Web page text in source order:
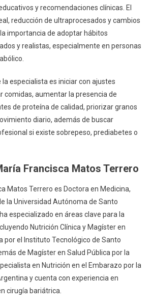
y recomendaciones clínicas. El
reducción de ultraprocesados y cambios
importancia de adoptar hábitos
y realistas, especialmente en personas
la especialista es iniciar con ajustes
comidas, aumentar la presencia de
de proteína de calidad, priorizar granos
diario, además de buscar
si existe sobrepeso, prediabetes o
Francisca Matos Terrero
Matos Terrero es Doctora en Medicina,
la Universidad Autónoma de Santo
especializado en áreas clave para la
Nutrición Clínica y Magíster en
por el Instituto Tecnológico de Santo
de Magíster en Salud Pública por la
en Nutrición en el Embarazo por la
y cuenta con experiencia en
cirugía bariátrica.